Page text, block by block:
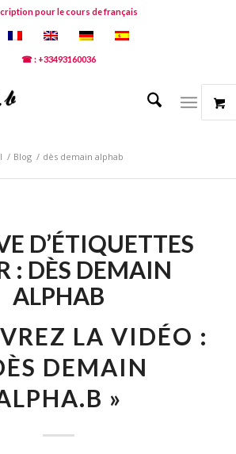
pour le cours de français
☎ : +33493160036
/ Blog / dès demain alphab
D’ÉTIQUETTES
: DÈS DEMAIN
ALPHAB
LA VIDÉO :
DEMAIN
»